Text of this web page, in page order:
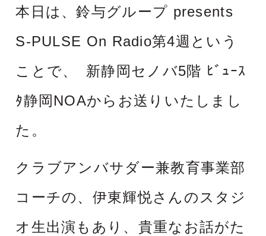
本日は、鈴与グループ presents
S-PULSE On Radio第4週という
ことで、
新静岡セノバ5階 ﾋﾞｭｰｽ
ﾀ静岡NOAからお送りいたしまし
た。
クラブアンバサダー兼教育事業部
コーチの、伊東輝悦さんのスタジ
オ生出演もあり、貴重なお話がた